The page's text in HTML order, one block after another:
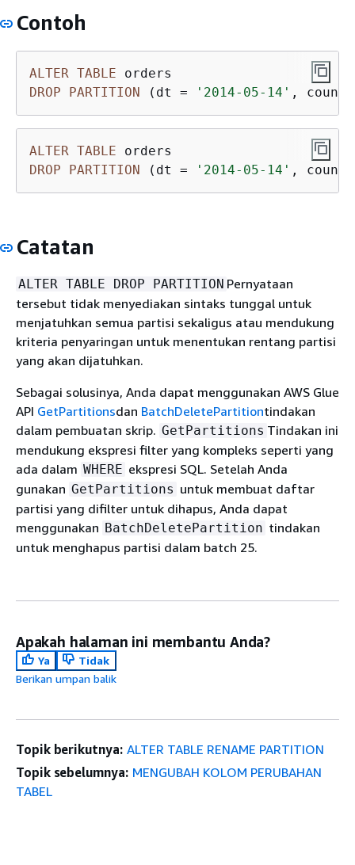
Contoh
ALTER TABLE
DROP
PARTITION (dt = '2014-05-14' ,
ALTER TABLE
DROP
PARTITION (dt = '2014-05-14' ,
Catatan
ALTER TABLE DROP PARTITION Pernyataan
tersebut tidak menyediakan sintaks tunggal untuk
menjatuhkan semua partisi sekaligus atau mendukung
kriteria penyaringan untuk menentukan rentang partisi
yang akan dijatuhkan.
Sebagai solusinya, Anda dapat menggunakan AWS Glue
API GetPartitionsdan BatchDeletePartitiontindakan
dalam pembuatan skrip. GetPartitions Tindakan ini
mendukung ekspresi filter yang kompleks seperti yang
ada dalam WHERE ekspresi SQL. Setelah Anda
gunakan GetPartitions untuk membuat daftar
partisi yang difilter untuk dihapus, Anda dapat
menggunakan BatchDeletePartition tindakan
untuk menghapus partisi dalam batch 25.
Apakah halaman ini membantu Anda?
Ya
Tidak
Berikan umpan balik
Topik berikutnya: ALTER TABLE RENAME PARTITION
Topik sebelumnya: MENGUBAH KOLOM PERUBAHAN
TABEL